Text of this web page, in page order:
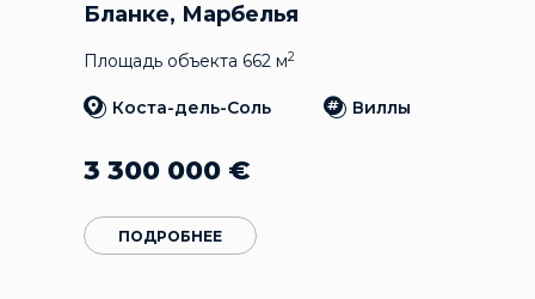
Бланке, Марбелья
Площадь объекта 662 м2
Коста-дель-Соль Виллы
3 300 000 €
ПОДРОБНЕЕ